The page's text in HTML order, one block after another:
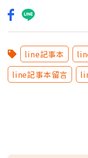
line記事本
line記事本留言